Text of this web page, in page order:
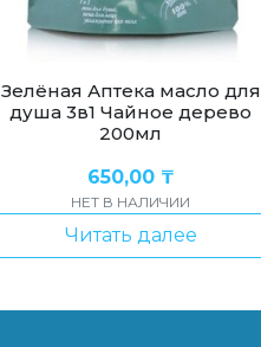
Зелёная Аптека масло для
душа 3в1 Чайное дерево
200мл
650,00 ₸
НЕТ В НАЛИЧИИ
Читать далее